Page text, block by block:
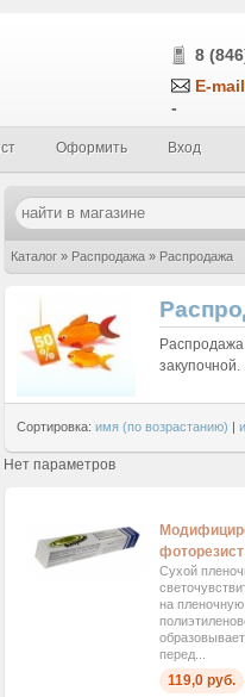
8
E-
-
Оформить Вход
Каталог » Распродажа » Распродажа
закупочной.
Сортировка: имя (по возрастанию) |
Нет параметров
Сухой
на
перед...
119,0 руб.